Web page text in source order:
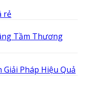
rẻ
Tầm Thương
Giải Pháp Hiệu Quả